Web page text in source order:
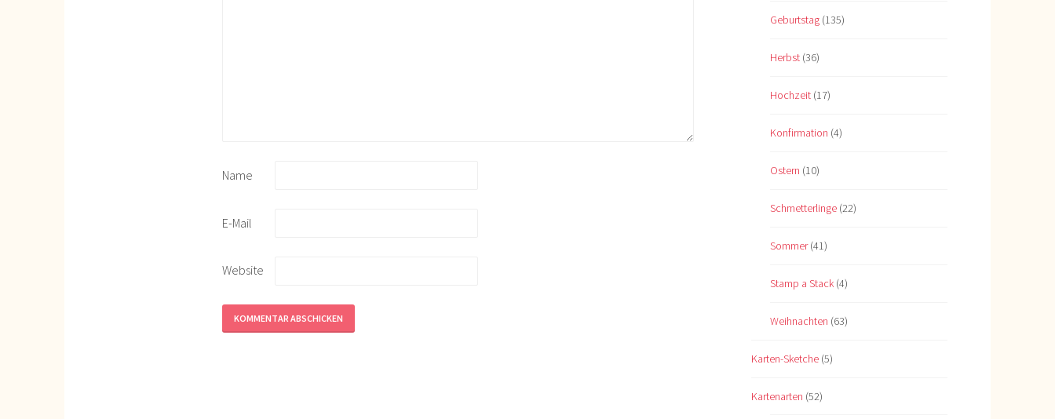
Name
E-Mail
Website
Geburtstag (135)
Herbst (36)
Hochzeit (17)
Konfirmation (4)
Ostern (10)
Schmetterlinge (22)
Sommer(41)
Stamp a Stack (4)
Weihnachten (63)
Karten-Sketche (5)
Kartenarten (52)